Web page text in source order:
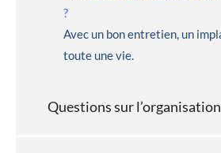
?
Avec un bon entretien, un
toute une vie.
Questions sur